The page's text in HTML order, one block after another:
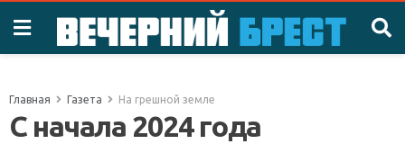
Главная Газета На грешной земле
С начала 2024 года